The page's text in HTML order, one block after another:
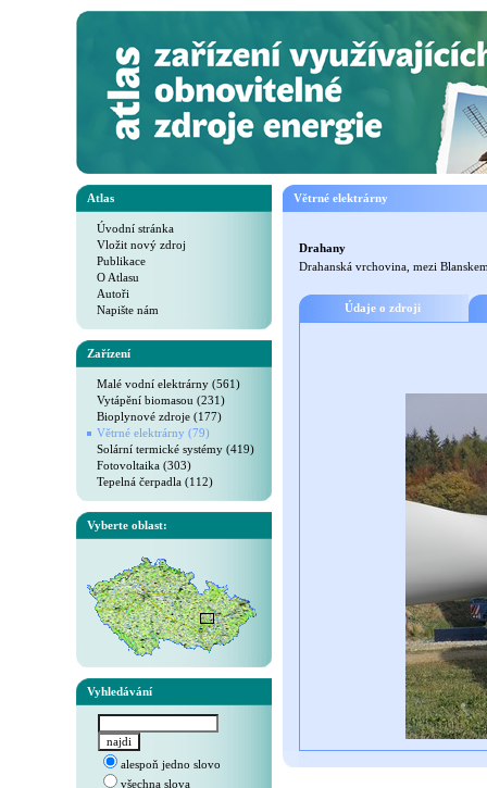
Atlas
Úvodní stránka
Vložit nový zdroj
Publikace
O Atlasu
Autoři
Napište nám
Zařízení
Malé vodní elektrárny (561)
Vytápění biomasou (231)
Bioplynové zdroje (177)
Větrné elektrárny (79)
Solární termické systémy (419)
Fotovoltaika (303)
Tepelná čerpadla (112)
Vyberte oblast:
Vyhledávání
alespoň jedno slovo
všechna slova
Větrné elektrárny
Drahany
Drahanská vrchovina, mezi
Údaje o zdroji